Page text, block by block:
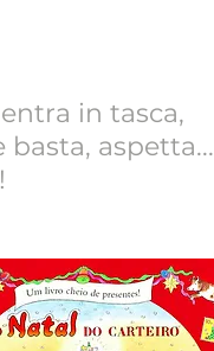
in tasca,
aspetta...
!